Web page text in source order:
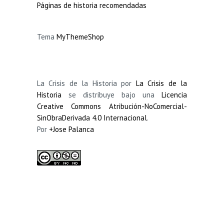
Páginas de historia recomendadas
Tema MyThemeShop
La Crisis de la Historia por La Crisis de la
Historiase distribuye bajo una Licencia
Creative Commons Atribución-NoComercial-
SinObraDerivada 4.0 Internacional.
Por +Jose Palanca